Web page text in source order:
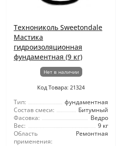
Технониколь Sweetondale
Мастика
гидроизоляционная
фундаментная (9 кг)
Нет в наличии
Код Товара: 21324
Тип:
фундаментная
Состав смеси:
Битумный
Фасовка:
Ведро
Вес:
9 кг
Область
применения:
Ремонтная